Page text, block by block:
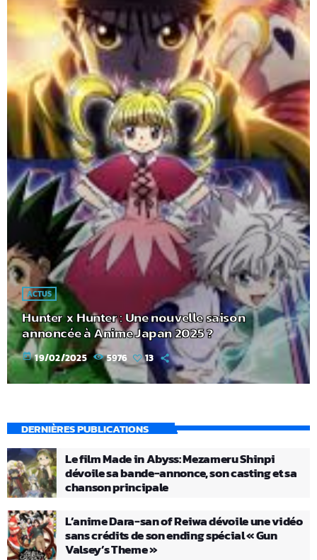
ACTUS
Hunter x Hunter : Une nouvelle saison
annoncée à Anime Japan 2025 ?
today 19/02/2025 5976 13
DERNIÈRES PUBLICATIONS
Le film Made in Abyss: Mezameru Shinpi
dévoile sa bande-annonce, son casting et sa
chanson principale
L’anime Dara-san of Reiwa dévoile une vidéo
sans crédits de son ending spécial « Gun
Valsey’s Theme »